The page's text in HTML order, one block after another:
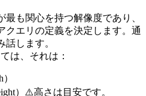
も関心を持つ解像度であり、
クエリの定義を決定します。通
します。
は、それは：
）⚠️高さは目安です。